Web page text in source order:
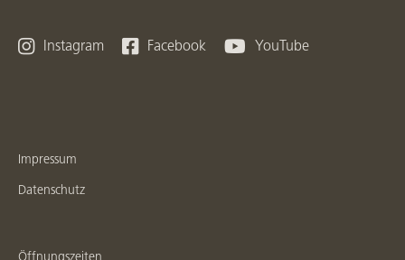
 Instagram  Facebook  YouTube
Impressum
Datenschutz